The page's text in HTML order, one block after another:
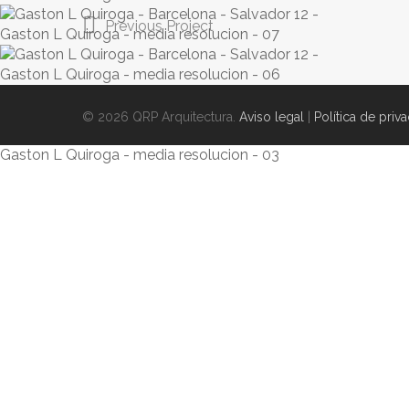
Previous Project
© 2026 QRP Arquitectura. Aviso legal Política de